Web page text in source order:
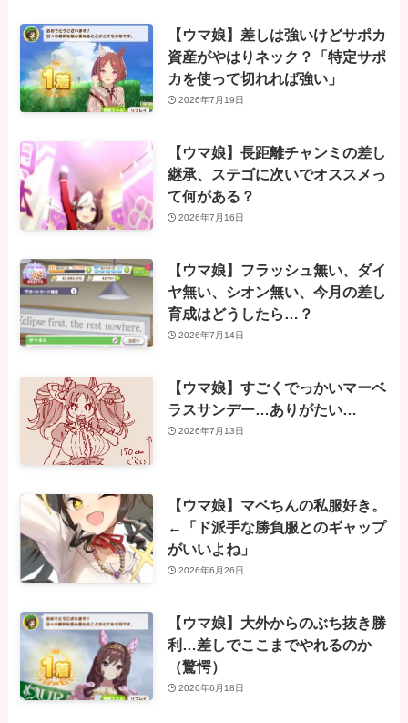
【ウマ娘】差しは強いけどサポカ
資産がやはりネック？「特定サポ
カを使って切れれば強い」
2026年7月19日
【ウマ娘】長距離チャンミの差し
継承、ステゴに次いでオススメっ
て何がある？
2026年7月16日
【ウマ娘】フラッシュ無い、ダイ
ヤ無い、シオン無い、今月の差し
育成はどうしたら…？
2026年7月14日
【ウマ娘】すごくでっかいマーベ
ラスサンデー…ありがたい…
2026年7月13日
【ウマ娘】マベちんの私服好き。
←「ド派手な勝負服とのギャップ
がいいよね」
2026年6月26日
【ウマ娘】大外からのぶち抜き勝
利…差しでここまでやれるのか
（驚愕）
2026年6月18日